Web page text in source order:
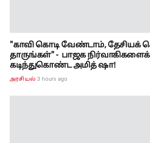
"காவி கொடி வேண்டாம், தேசியக்
தாருங்கள்" - பாஜக நிர்வாகிகளைக்
கடிந்துகொண்ட அமித் ஷா!
அரசியல் 3 hours ago